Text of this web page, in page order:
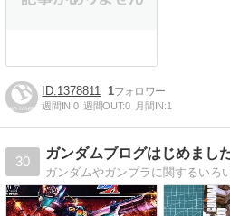
1378811 1
週間IN:0 週間OUT:0 月間IN:1
30
ガンダムブログはじめまし